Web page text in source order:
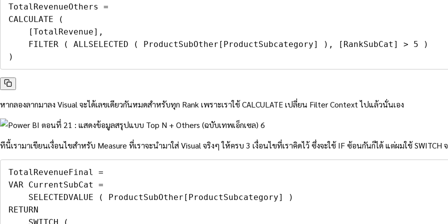
TotalRevenueOthers =
CALCULATE
(
[TotalRevenue] ,
FILTER
( ALLSELECTED ( ProductSubOther[ProductSubcategory] ) , [RankSubCat] > 5
)
)
หากลองลากมาลง Visual จะได้เลขเดียวกันหมดสำหรับทุก Rank เพราะเราใช้ CALCULATE เปลี่ยน Filter Context ไปแล้วนั่นเอง
ทีนี้เรามาเขียนเงื่อนไขสำหรับ Measure ที่เราจะนำมาใส่ Visual จริงๆ ให้ครบ 3 เงื่อนไขที่เราคิดไว้ ซึ่งจะใช้ IF ซ้อนกันก็ได้ แต่ผมใช้ SWITCH
TotalRevenueFinal =
VAR CurrentSubCat =
SELECTEDVALUE
( ProductSubOther[ProductSubcategory]
)
RETURN